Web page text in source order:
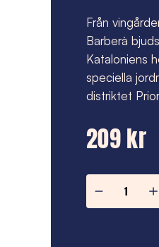
Från
Barberà
Kataloniens
speciella
distriktet
209 kr
Emma